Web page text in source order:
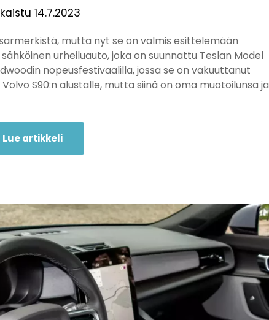
14.7.2023
mutta nyt se on valmis esittelemään
urheiluauto, joka on suunnattu Teslan Model
nopeusfestivaalilla, jossa se on vakuuttanut
S90:n alustalle, mutta siinä on oma muotoilunsa ja
Lue artikkeli